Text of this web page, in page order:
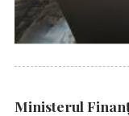
Ministerul